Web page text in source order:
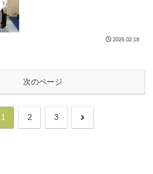
2026.02.18
次のページ
1 2 3 次